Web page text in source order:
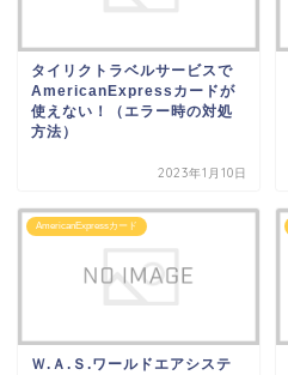
タイリクトラベルサービスで
AmericanExpressカードが
使えない！（エラー時の対処
方法）
2023年1月10日
AmericanExpressカード
Ｗ.Ａ.Ｓ.ワールドエアシステ